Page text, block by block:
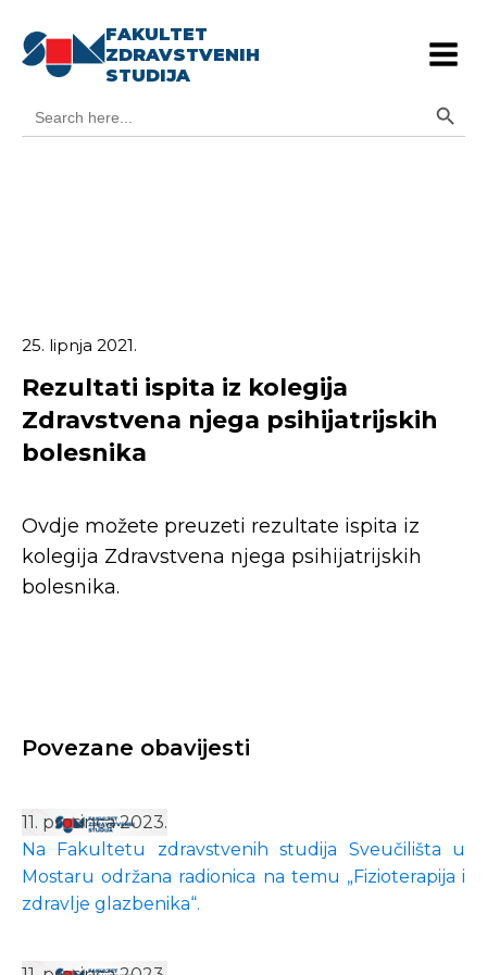
FAKULTET
ZDRAVSTVENIH
STUDIJA
for:
25. lipnja 2021.
Rezultati ispita iz kolegija
Zdravstvena njega psihijatrijskih
bolesnika
Ovdje možete preuzeti rezultate ispita iz
kolegija Zdravstvena njega psihijatrijskih
bolesnika.
Povezane obavijesti
11. prosinca 2023.
Na Fakultetu zdravstvenih studija Sveučilišta u
Mostaru održana radionica na temu „Fizioterapija i
zdravlje glazbenika“.